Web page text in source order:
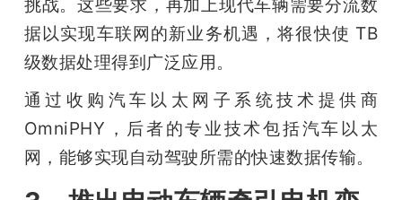
挑战。这些要求，再加上现代车辆需要分流数
据以实现车联网的新业务机遇，将很快使 TB
级数据处理得到广泛应用。
通过收购汽车以太网子系统技术提供商
OmniPHY，后者的专业技术包括汽车以太
网，能够实现自动驾驶所需的快速数据传输。